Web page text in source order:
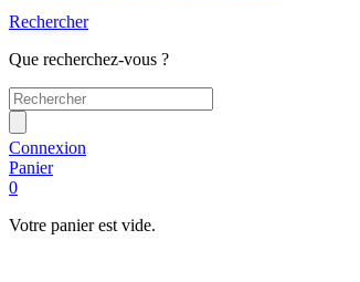
Rechercher
Que recherchez-vous ?
Connexion
Panier
0
Votre panier est vide.